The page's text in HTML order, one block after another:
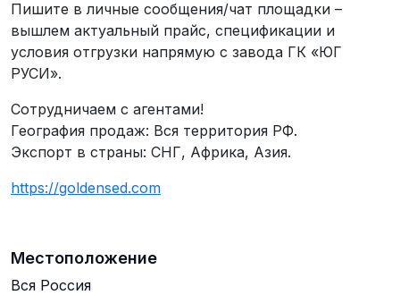
Пишите в личные сообщения/чат площадки –
вышлем актуальный прайс, спецификации и
условия отгрузки напрямую с завода ГК «ЮГ
РУСИ».
Сотрудничаем с агентами!
География продаж: Вся территория РФ.
Экспорт в страны: СНГ, Африка, Азия.
https://goldensed.com
Местоположение
Вся Россия